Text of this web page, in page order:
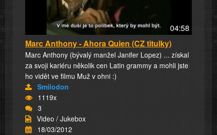
04:58
Marc Anthony - Ahora Quien (CZ titulky)
Marc Anthony (bývalý manžel Janifer Lopez) ... získal
za svoji kariéru několik cen Latin grammy a mohli jste
ho vidět ve filmu Muž v ohni :)
Smilodon
1119x
3
Video / Jukebox
18/03/2012